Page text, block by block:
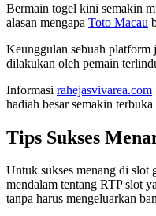
Bermain togel kini semakin
alasan mengapa Toto Macau
Keunggulan sebuah platform
dilakukan oleh pemain
Informasi rahejasvivarea.com
hadiah besar semakin terbuka
Tips Sukses
Untuk sukses menang di slot
mendalam tentang RTP slot
tanpa harus mengeluarkan